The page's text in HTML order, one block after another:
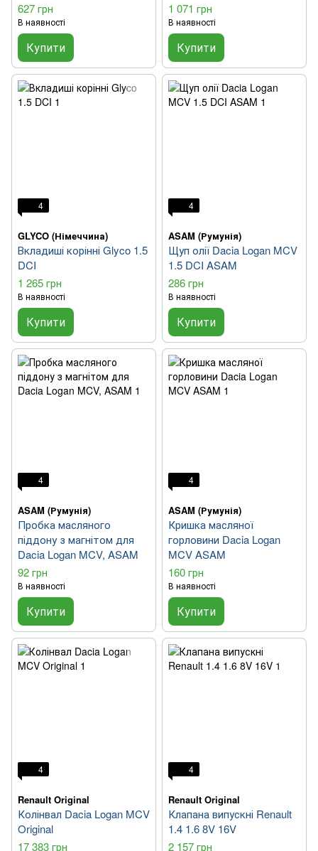
627 грн
В наявності
Купити
1 071 грн
В наявності
Купити
4
GLYCO (Німеччина)
Вкладиші корінні Glyco 1.5
DCI
1 265 грн
В наявності
Купити
4
ASAM (Румунія)
Щуп олії Dacia Logan MCV
1.5 DCI ASAM
286 грн
В наявності
Купити
4
ASAM (Румунія)
Пробка масляного
піддону з магнітом для
Dacia Logan MCV, ASAM
92 грн
В наявності
Купити
4
ASAM (Румунія)
Кришка масляної
горловини Dacia Logan
MCV ASAM
160 грн
В наявності
Купити
4
Renault Original
Колінвал Dacia Logan MCV
Original
17 383 грн
4
Renault Original
Клапана випускні Renault
1.4 1.6 8V 16V
2 157 грн